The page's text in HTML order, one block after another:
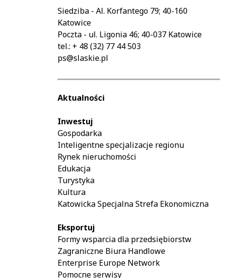
Siedziba - Al. Korfantego 79; 40-160
Katowice
Poczta - ul. Ligonia 46; 40-037 Katowice
tel.: + 48 (32) 77 44 503
ps@slaskie.pl
Aktualności
Inwestuj
Gospodarka
Inteligentne specjalizacje regionu
Rynek nieruchomości
Edukacja
Turystyka
Kultura
Katowicka Specjalna Strefa Ekonomiczna
Eksportuj
Formy wsparcia dla przedsiębiorstw
Zagraniczne Biura Handlowe
Enterprise Europe Network
Pomocne serwisy